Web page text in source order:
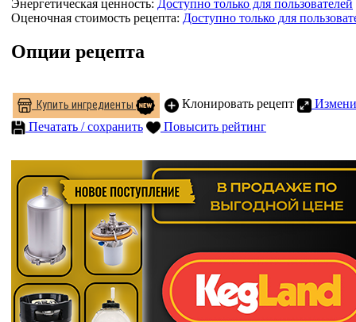
Энергетическая ценность: Доступно только для пользователей
Оценочная стоимость рецепта: Доступно только для
Опции рецепта
Купить ингредиенты Клонировать рецепт
Печатать / сохранить
Повысить рейтинг